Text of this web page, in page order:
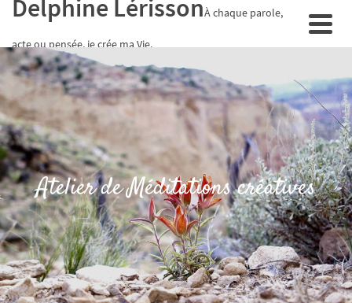
Delphine LérissonÀ chaque parole,
acte ou pensée, je crée ma Vie.
Atelier de Méditations créatives